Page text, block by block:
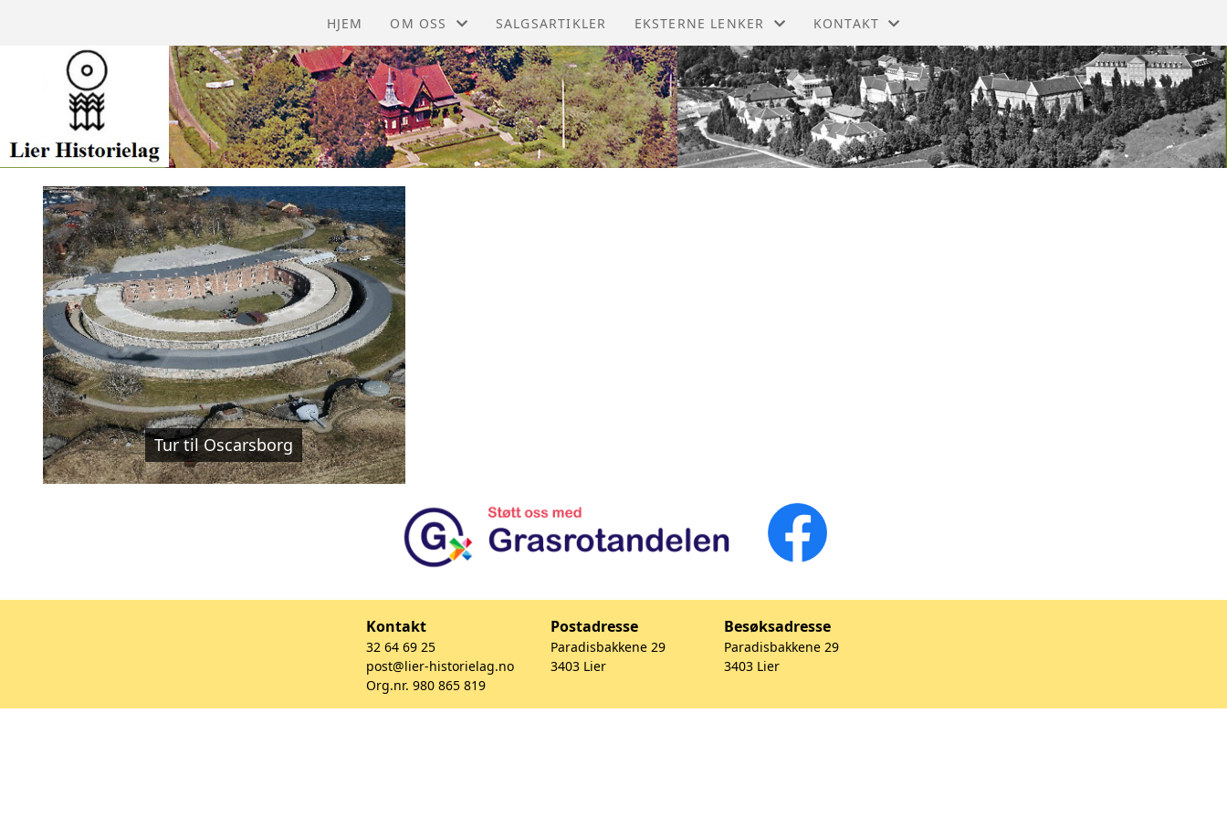
HJEM OM OSS
ÅRBØKER
VEDTEKTER
VÅR HISTORIE
ÅRSMØTER
BIBLIOTEK
GAMMALT NYTT
BLI MEDLEM
SALGSARTIKLER EKSTERNE LENKER
DIGITALT MUSEUM
LIER BYGDETUN
LIERS HISTORIE
KONTAKT
MELDING TIL STYRET
STYRET
Tur til Oscarsborg
Kontakt
32 64 69 25
post@lier-historielag.no
Org.nr. 980 865 819
Postadresse
Paradisbakkene 29
3403 Lier
Besøksadresse
Paradisbakkene 29
3403 Lier